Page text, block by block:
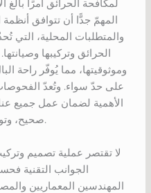
لمكافحة الحرائق أمرًا
المهمّ جدًّا أن تتوافق
والمتطلبات المحلية، التي
الحرائق وتركيبها
وموثوقيتها، مما يُوفّر راحة
على حدّ سواء. وتُعدّ الفحوصات
الأهمية لضمان عمل جميع
صحيح، وتوعية العملاء بكيفية تشغيلها بفعالية.
لا تقتصر عملية تصميم
الجوانب التقنية
المهندسين المعماريين